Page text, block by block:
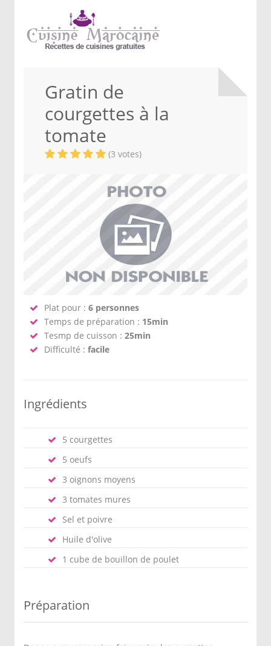
Gratin de
courgettes à la
tomate
(3 votes)
Plat pour : 6 personnes
Temps de préparation : 15min
Tesmp de cuisson : 25min
Difficulté : facile
Ingrédients
5 courgettes
5 oeufs
3 oignons moyens
3 tomates mures
Sel et poivre
Huile d'olive
1 cube de bouillon de poulet
Préparation